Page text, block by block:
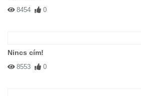
8454 0
Nincs cím!
8553 0